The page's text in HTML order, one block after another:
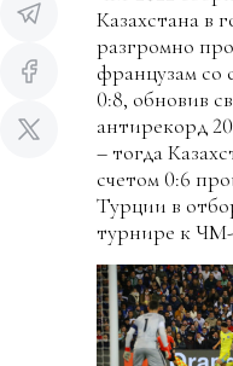
Казахстана в
разгромно
французам со
0:8, обновив
антирекорд
– тогда
счетом 0:6
Турции в
турнире к